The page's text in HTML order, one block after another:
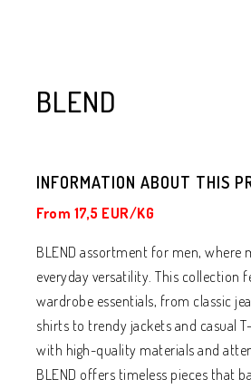
BLEND
INFORMATION ABOUT THIS
From 17,5 EUR/KG
BLEND assortment for men, where
everyday versatility. This collection
wardrobe essentials, from classic
shirts to trendy jackets and casual
with high-quality materials and
BLEND offers timeless pieces that